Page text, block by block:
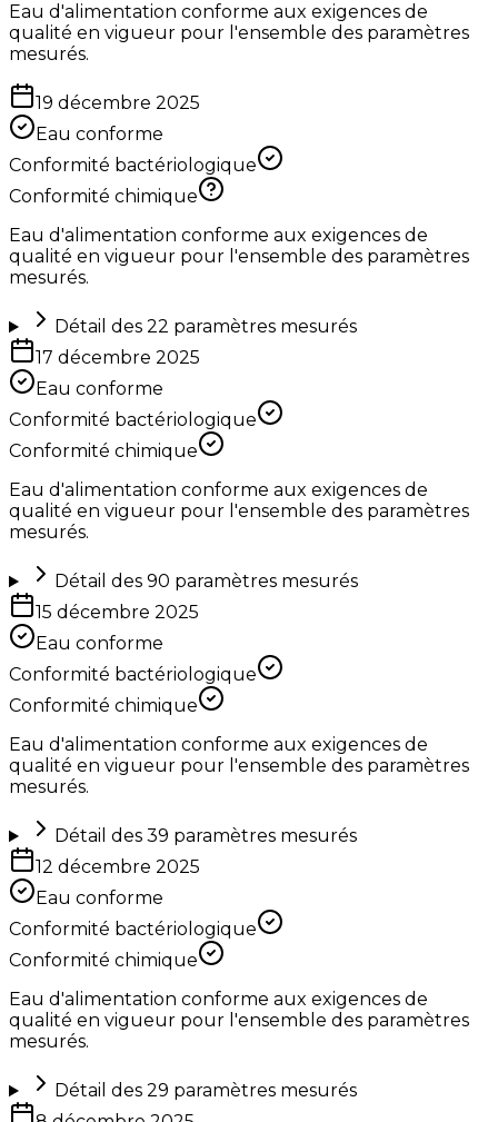
Eau d'alimentation conforme aux exigences de
qualité en vigueur pour l'ensemble des paramètres
mesurés.
19 décembre 2025
Eau conforme
Conformité bactériologique
Conformité chimique
Eau d'alimentation conforme aux exigences de
qualité en vigueur pour l'ensemble des paramètres
mesurés.
Détail des 22 paramètres mesurés
17 décembre 2025
Eau conforme
Conformité bactériologique
Conformité chimique
Eau d'alimentation conforme aux exigences de
qualité en vigueur pour l'ensemble des paramètres
mesurés.
Détail des 90 paramètres mesurés
15 décembre 2025
Eau conforme
Conformité bactériologique
Conformité chimique
Eau d'alimentation conforme aux exigences de
qualité en vigueur pour l'ensemble des paramètres
mesurés.
Détail des 39 paramètres mesurés
12 décembre 2025
Eau conforme
Conformité bactériologique
Conformité chimique
Eau d'alimentation conforme aux exigences de
qualité en vigueur pour l'ensemble des paramètres
mesurés.
Détail des 29 paramètres mesurés